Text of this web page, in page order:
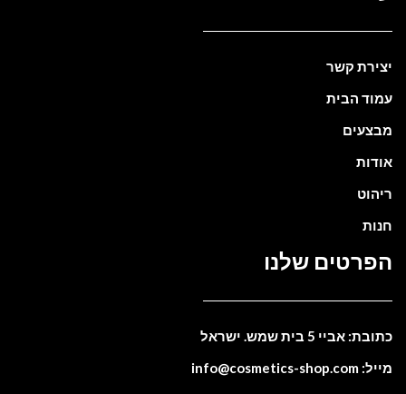
יצירת קשר
עמוד הבית
מבצעים
אודות
ריהוט
חנות
הפרטים שלנו
כתובת: אביי 5 בית שמש. ישראל
מייל: info@cosmetics-shop.com